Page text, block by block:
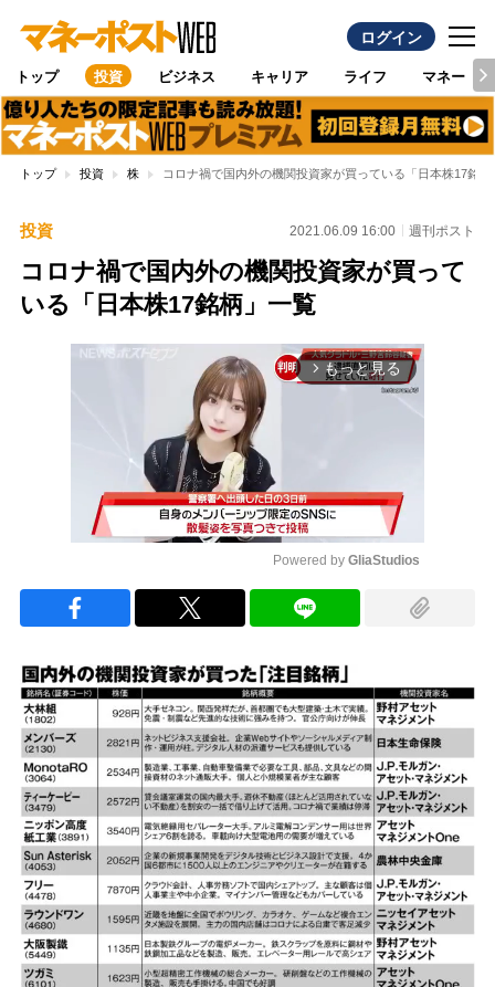
ログイン
トップ 投資 ビジネス キャリア ライフ マネー
トップ 投資 株 コロナ禍で国内外の機関投資家が買っている「日本株17銘柄
投資 2021.06.09 16:00 週刊ポスト
コロナ禍で国内外の機関投資家が買って
いる「日本株17銘柄」一覧
arrow_forward_ios もっと見る
Powered by GliaStudios